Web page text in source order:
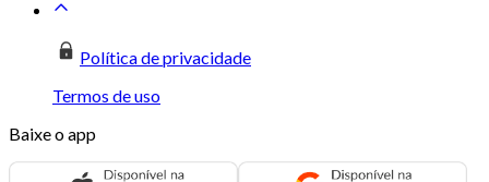
Política de privacidade
Termos de uso
Baixe o app